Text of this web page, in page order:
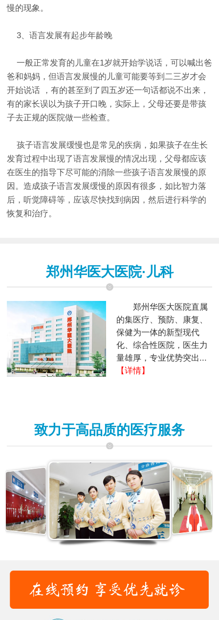
慢的现象。
3、语言发展有起步年龄晚
一般正常发育的儿童在1岁就开始学说话，可以喊出爸
爸和妈妈，但语言发展慢的儿童可能要等到二三岁才会
开始说话 ，有的甚至到了四五岁还一句话都说不出来，
有的家长误以为孩子开口晚，实际上，父母还要是带孩
子去正规的医院做一些检查。
孩子语言发展缓慢也是常见的疾病，如果孩子在生长
发育过程中出现了语言发展慢的情况出现，父母都应该
在医生的指导下尽可能的消除一些孩子语言发展慢的原
因。造成孩子语言发展缓慢的原因有很多，如比智力落
后，听觉障碍等，应该尽快找到病因，然后进行科学的
恢复和治疗。
郑州华医大医院·儿科
郑州华医大医院直属
的集医疗、预防、康复、
保健为一体的新型现代
化、综合性医院，医生力
量雄厚，专业优势突出...
【详情】
致力于高品质的医疗服务